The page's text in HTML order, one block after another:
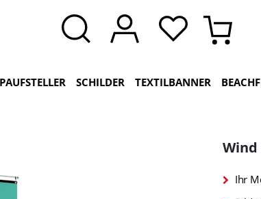
SCHILDER TEXTILBANNER
Wind
Ihr